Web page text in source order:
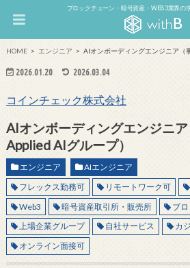
ブロックチェーン・暗号資産・WEB3業界の
HOME エンジニア AIオンボーディングエンジニア（
2026.01.20 2026.03.04
コインチェック株式会社
AIオンボーディングエンジニ
Applied AIグループ）
エンジニア
AIエンジニア
フレックス勤務可
リモートワーク可
Web3
暗号資産取引所・販売所 ブ
上場企業グループ
自社サービス
カ
オンライン面接可